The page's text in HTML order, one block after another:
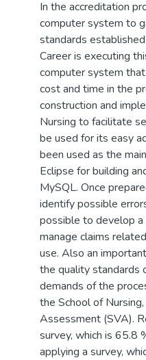
In the accreditation
computer system to
standards
Career is executing
computer system
cost and time in the
construction and
Nursing to facilitate
be used for its easy
been used as the
Eclipse for building
MySQL. Once
identify possible
possible to develop a
manage claims
use. Also an
the quality standards
demands of the
the School of
Assessment (SVA).
survey, which is 65.8
applying a survey,